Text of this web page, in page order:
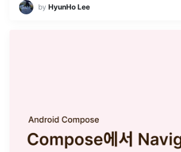
by HyunHo Lee